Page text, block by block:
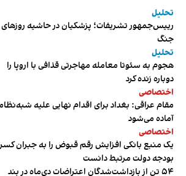
تحلیل
رییس‌جمهور تشریفات؛ پزشکیان در حاشیه روزهای
جنگ
تحلیل
هجوم به سئوتا معامله مهاجرتی قذافی با اروپا را
دوباره زنده کرد
اختصاصی
مقام عراقی: بغداد برای اقدام نهایی علیه
آماده می‌شود
اختصاصی
یک منبع بانکی افزایش رقم قبوض را به جبران
بودجه دولت مرتبط دانست
۵۴ تن از بازداشت‌شدگان اعتراضات دی‌ماه در بند